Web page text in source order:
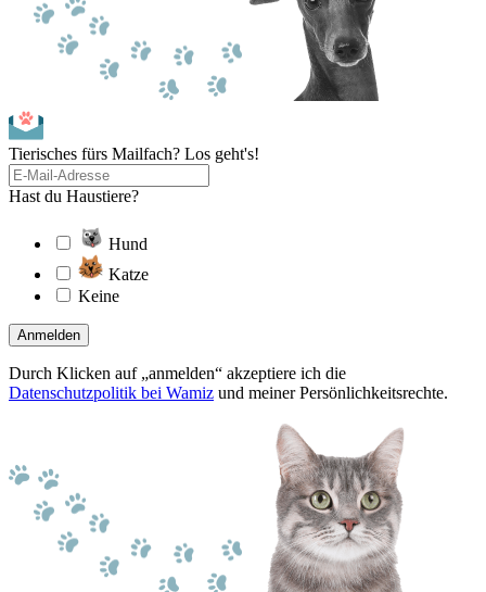
Tierisches fürs Mailfach? Los geht's!
Hast du Haustiere?
Hund
Katze
Keine
Anmelden
Durch Klicken auf „anmelden“ akzeptiere ich die
Datenschutzpolitik bei Wamiz und meiner Persönlichkeitsrechte.